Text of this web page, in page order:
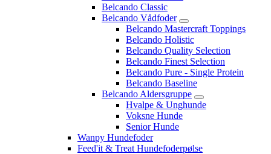
Belcando Classic
Belcando Vådfoder
Belcando Mastercraft Toppings
Belcando Holistic
Belcando Quality Selection
Belcando Finest Selection
Belcando Pure - Single Protein
Belcando Baseline
Belcando Aldersgruppe
Hvalpe & Unghunde
Voksne Hunde
Senior Hunde
Wanpy Hundefoder
Feed'it & Treat Hundefoderpølse